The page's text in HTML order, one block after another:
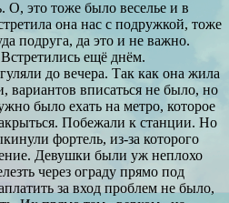
О, это тоже было веселье и в
она нас с подружкой, тоже
подруга, да это и не важно.
ещё днём.
до вечера. Так как она жила
вариантов вписаться не было, но
было ехать на метро, которое
Побежали к станции. Но
фортель, из-за которого
Девушки были уж неплохо
через ограду прямо под
за вход проблем не было,